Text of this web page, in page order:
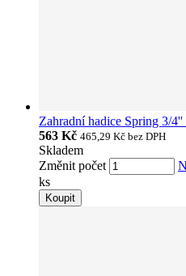
Zahradní hadice Spring 3/4''
563 Kč 465,29 Kč bez DPH
Skladem
Změnit počet
ks
Koupit